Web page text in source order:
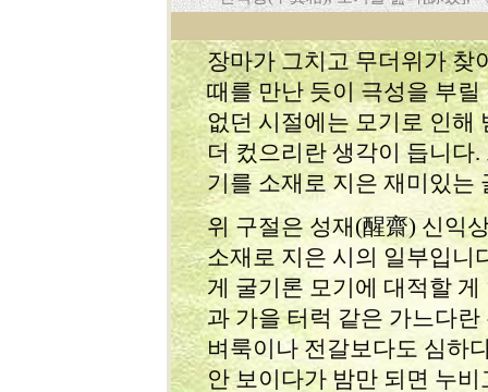
장마가 그치고 무더위가 찾
때를 만난 듯이 극성을 부
없던 시절에는 모기로 인해
더 컸으리란 생각이 듭니다
기를 소재로 지은 재미있는
위 구절은 성재(醒齋) 신익
소재로 지은 시의 일부입니
게 굴기론 모기에 대적할
과 가을 터럭 같은 가느다
벼룩이나 전갈보다도 심하
안 보이다가 밤만 되면 누